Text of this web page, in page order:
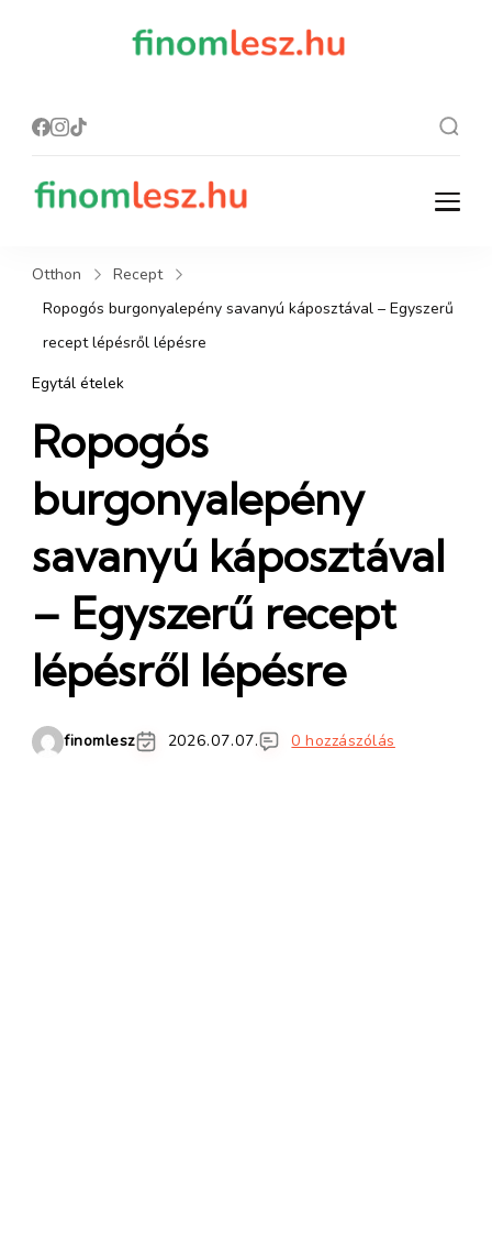
finomlesz.hu
Recept, ami finom lesz.
Otthon
Recept
Ropogós burgonyalepény savanyú káposztával – Egyszerű
recept lépésről lépésre
Egytál ételek
Ropogós
burgonyalepény
savanyú káposztával
– Egyszerű recept
lépésről lépésre
finomlesz 2026.07.07. 0 hozzászólás